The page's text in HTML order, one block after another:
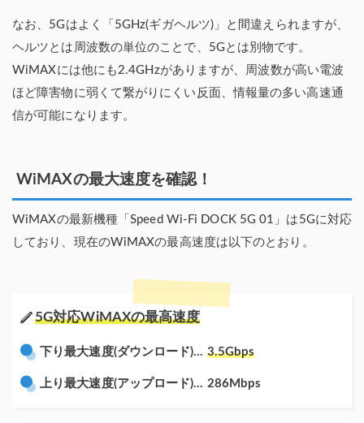
なお、5Gはよく「5GHz(ギガヘルツ)」と間違えられますが、
ヘルツとは周波数の単位のことで、5Gとは別物です。
WiMAXには他にも2.4GHzがありますが、周波数が高い電波
ほど障害物に弱くて繋がりにくい反面、情報量の多い高速通
信が可能になります。
WiMAXの最大速度を確認！
WiMAXの最新機種「Speed Wi-Fi DOCK 5G 01」は5Gに対応
しており、現在のWiMAXの最高速度は以下のとおり。
5G対応WiMAXの最高速度
下り最大速度(ダウンロード)… 3.5Gbps
上り最大速度(アップロード)… 286Mbps